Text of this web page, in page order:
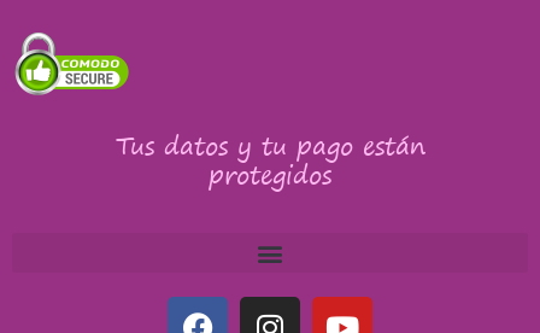
Tus datos y tu pago están
protegidos